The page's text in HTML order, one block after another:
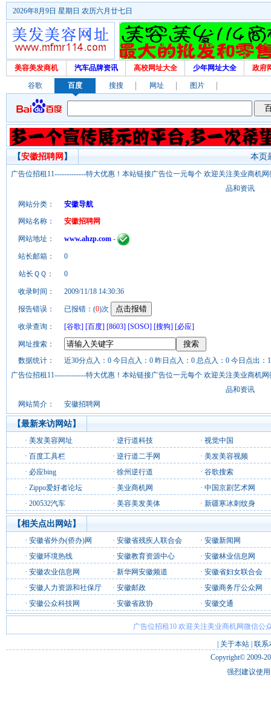
2026年8月9日 星期日 农历六月廿七日
美容美发商机 汽车品牌资讯 高校网址大全 少年网址大全 政府
谷歌 百度 搜搜 网址 图片
本页
【安徽招聘网 】
广告位招租11-------------特大优惠！本站链接广告位一元每个 欢迎关注美业商机
品和资讯
网站分类：
安徽导航
网站名称：
安徽招聘网
网站地址： www.ahzp.com -
站长邮箱： 0
站长ＱＱ： 0
收录时间： 2009/11/18 14:30:36
报告错误： 已报错：(0)次
收录查询： [谷歌] [百度] [8603] [SOSO] [搜狗] [必应]
网址搜索：
数据统计：
近30分点入：0 今日点入：0 昨日点入：0 总点入：0 今日点出：
广告位招租11-------------特大优惠！本站链接广告位一元每个 欢迎关注美业商机
品和资讯
网站简介：
安徽招聘网
【最新来访网站】
· 美发美容网址 · 逆行道科技 · 视觉中国
· 百度工具栏 · 逆行道二手网 · 美发美容视频
· 必应bing · 徐州逆行道 · 谷歌搜索
· Zippo爱好者论坛 · 美业商机网 · 中国京剧艺术网
· 200532汽车 · 美容美发美体 · 新疆寒冰刺纹身
【相关点出网站】
· 安徽省外办(侨办)网 · 安徽省残疾人联合会 · 安徽新闻网
· 安徽环境热线 · 安徽教育资源中心 · 安徽林业信息网
· 安徽农业信息网 · 新华网安徽频道 · 安徽省妇女联合会
· 安徽人力资源和社保厅 · 安徽邮政 · 安徽商务厅公众网
· 安徽公众科技网 · 安徽省政协 · 安徽交通
广告位招租10 欢迎关注美业商机网微信公
关于本站 联系
Copyright© 2009-
强烈建议使